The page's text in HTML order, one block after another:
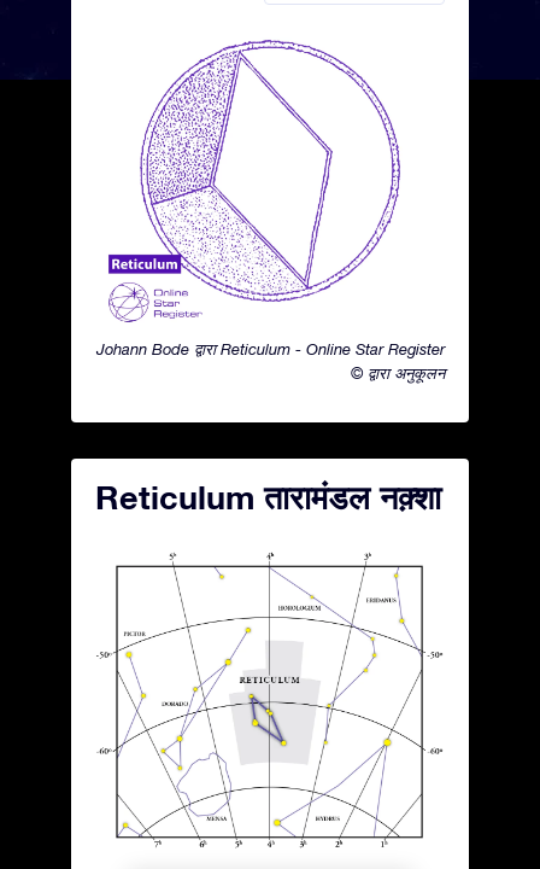
Johann Bode द्वारा Reticulum - Online Star Register
© द्वारा अनुकूलन
Reticulum तारामंडल नक़्शा